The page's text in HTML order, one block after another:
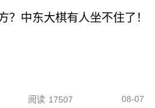
？中东大棋有人坐不住了！
阅读 17507 08-07